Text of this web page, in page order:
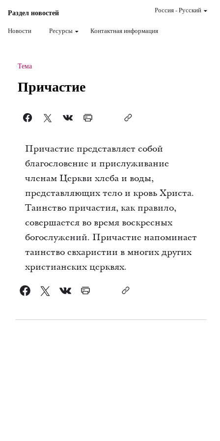
Раздел новостей
Новости Ресурсы Контактная информация
Россия-Pусский
Тема
Причастие
Причастие представляет собой
благословение и прислуживание
членам Церкви хлеба и воды,
представляющих тело и кровь Христа.
Таинство причастия, как правило,
совершается во время воскресных
богослужений. Причастие напоминает
таинство евхаристии в многих других
христианских церквях.